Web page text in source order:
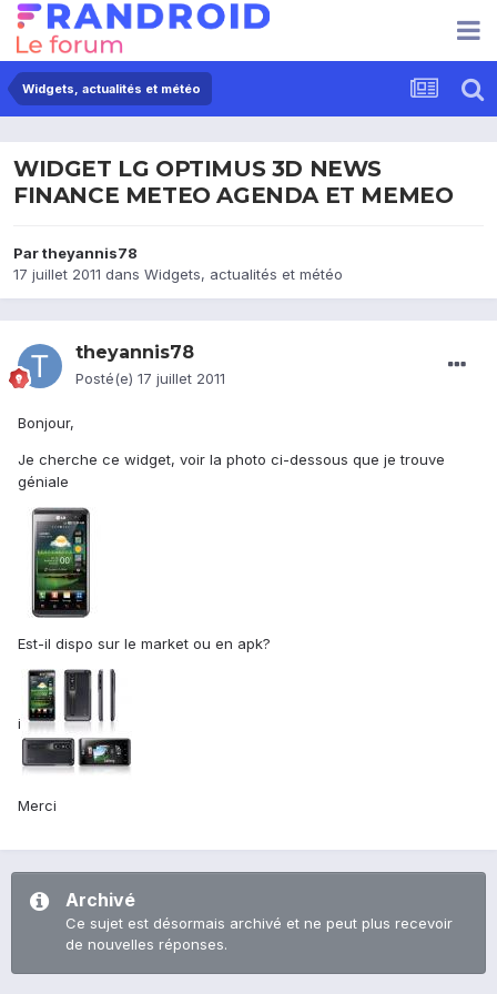
Widgets, actualités et météo
WIDGET LG OPTIMUS 3D NEWS
FINANCE METEO AGENDA ET MEMEO
Partheyannis78
17 juillet 2011 dans Widgets, actualités et météo
theyannis78
Posté(e) 17 juillet 2011
Bonjour,
Je cherche ce widget, voir la photo ci-dessous que je trouve
géniale
Est-il dispo sur le market ou en apk?
i
Merci
Archivé
Ce sujet est désormais archivé et ne peut plus recevoir
de nouvelles réponses.